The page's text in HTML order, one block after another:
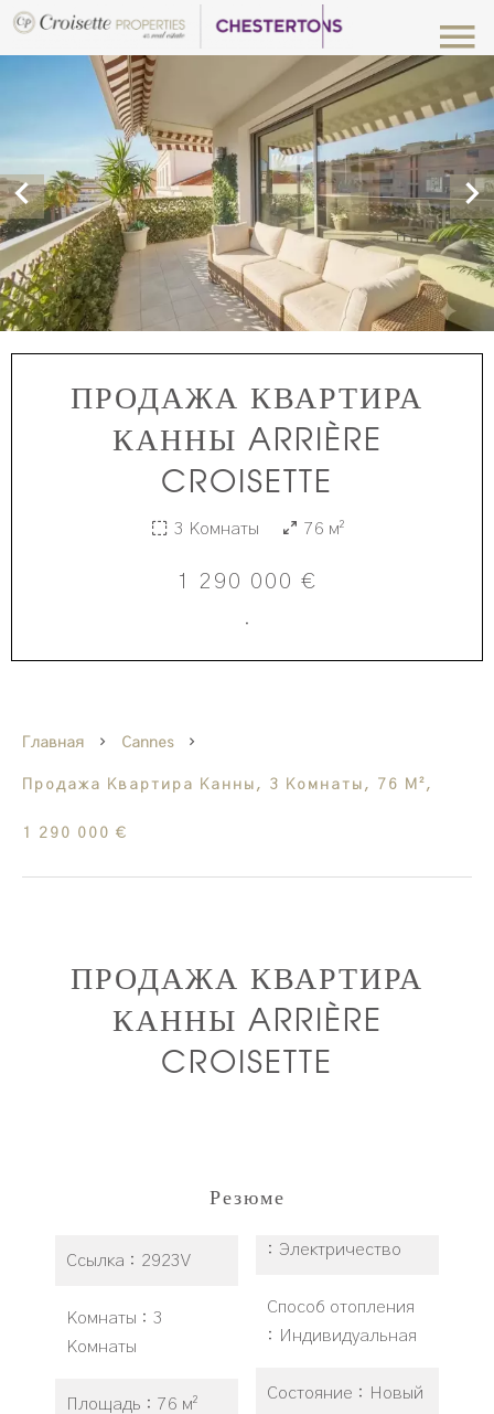
ПРОДАЖА КВАРТИРА
КАННЫ ARRIÈRE
CROISETTE
3 Комнаты 76 м²
1 290 000 €
·
Главная Cannes
Продажа Квартира Канны, 3 Комнаты, 76 М²,
1 290 000 €
ПРОДАЖА КВАРТИРА
КАННЫ ARRIÈRE
CROISETTE
Резюме
Ссылка 2923V
Комнаты
3
Комнаты
Площадь 76 м²
Электричество
Способ отопления
Индивидуальная
Состояние Новый